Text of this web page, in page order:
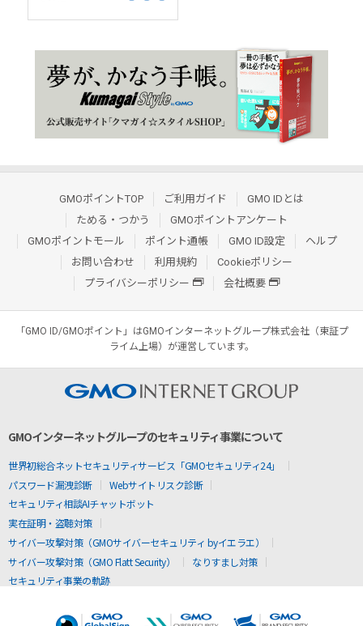
GMOポイントTOP ご利用ガイド
GMO IDとは
ためる・つかう
GMOポイントアンケート
GMOポイントモール
ポイント通帳 GMO ID設定
ヘルプ
お問い合わせ
利用規約
Cookieポリシー
プライバシーポリシー
会社概要
「GMO ID/GMOポイント」はGMOインターネットグループ株式会社（東証プ
ライム上場）が運営しています。
GMOインターネットグループのセキュリティ事業について
世界初総合ネットセキュリティサービス「GMOセキュリティ24」
パスワード漏洩診断
Webサイトリスク診断
セキュリティ相談AIチャットボット
実在証明・盗聴対策
サイバー攻撃対策（GMOサイバーセキュリティ byイエラエ）
サイバー攻撃対策（GMO Flatt Security）
なりすまし対策
セキュリティ事業の軌跡